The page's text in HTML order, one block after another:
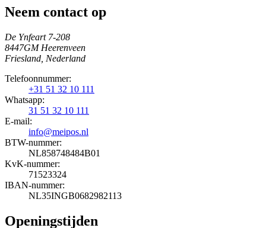
Neem contact op
De Ynfeart 7-208
8447GM Heerenveen
Friesland, Nederland
Telefoonnummer:
+31 51 32 10 111
Whatsapp:
31 51 32 10 111
E-mail:
info@meipos.nl
BTW-nummer:
NL858748484B01
KvK-nummer:
71523324
IBAN-nummer:
NL35INGB0682982113
Openingstijden